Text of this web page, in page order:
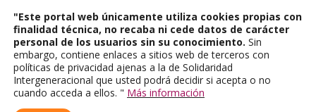
"Este portal web únicamente utiliza cookies propias con
finalidad técnica, no recaba ni cede datos de carácter
personal de los usuarios sin su conocimiento. Sin
embargo, contiene enlaces a sitios web de terceros con
políticas de privacidad ajenas a la de Solidaridad
Intergeneracional que usted podrá decidir si acepta o no
cuando acceda a ellos. " Más información